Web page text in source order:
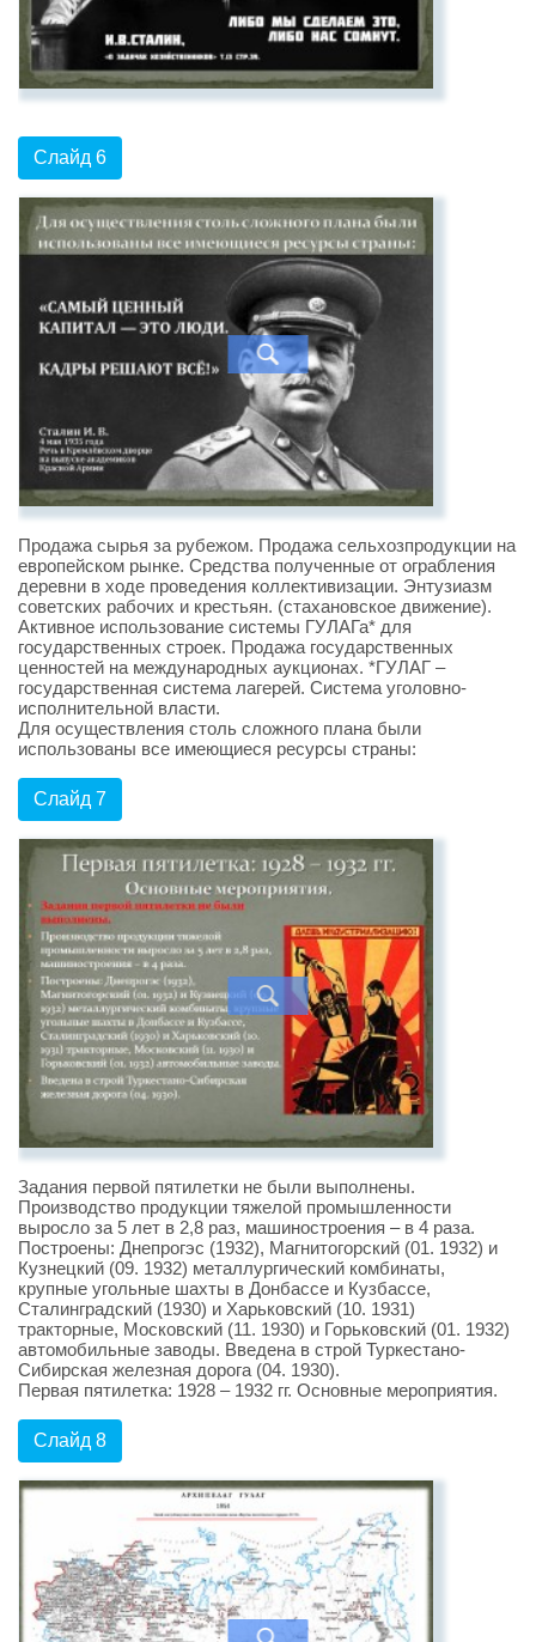
Слайд 6
Продажа сырья за рубежом. Продажа сельхозпродукции на
европейском рынке. Средства полученные от ограбления
деревни в ходе проведения коллективизации. Энтузиазм
советских рабочих и крестьян. (стахановское движение).
Активное использование системы ГУЛАГа* для
государственных строек. Продажа государственных
ценностей на международных аукционах. *ГУЛАГ –
государственная система лагерей. Система уголовно-
исполнительной власти.
Для осуществления столь сложного плана были
использованы все имеющиеся ресурсы страны:
Слайд 7
Задания первой пятилетки не были выполнены.
Производство продукции тяжелой промышленности
выросло за 5 лет в 2,8 раз, машиностроения – в 4 раза.
Построены: Днепрогэс (1932), Магнитогорский (01. 1932) и
Кузнецкий (09. 1932) металлургический комбинаты,
крупные угольные шахты в Донбассе и Кузбассе,
Сталинградский (1930) и Харьковский (10. 1931)
тракторные, Московский (11. 1930) и Горьковский (01. 1932)
автомобильные заводы. Введена в строй Туркестано-
Сибирская железная дорога (04. 1930).
Первая пятилетка: 1928 – 1932 гг. Основные мероприятия.
Слайд 8